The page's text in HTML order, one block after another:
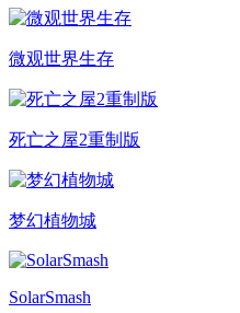
微观世界生存
死亡之屋2重制版
梦幻植物城
SolarSmash